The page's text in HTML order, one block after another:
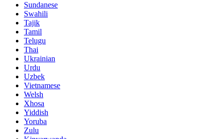
Sundanese
Swahili
Tajik
Tamil
Telugu
Thai
Ukrainian
Urdu
Uzbek
Vietnamese
Welsh
Xhosa
Yiddish
Yoruba
Zulu